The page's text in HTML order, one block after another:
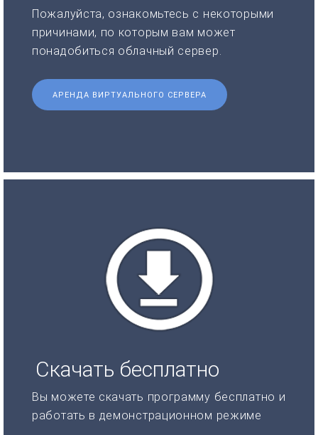
Пожалуйста, ознакомьтесь с некоторыми
причинами, по которым вам может
понадобиться облачный сервер.
АРЕНДА ВИРТУАЛЬНОГО СЕРВЕРА
Скачать бесплатно
Вы можете скачать программу бесплатно и
работать в демонстрационном режиме